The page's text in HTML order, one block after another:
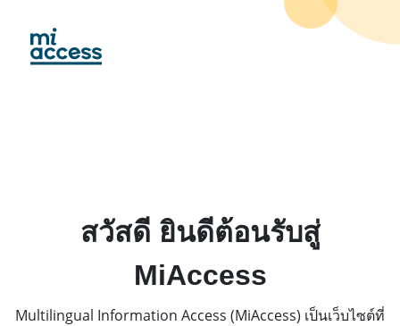
main
สวัสดี ยินดีต้อนรับสู่
MiAccess
Multilingual Information Access (MiAccess) เป็นเว็บไซต์ที่